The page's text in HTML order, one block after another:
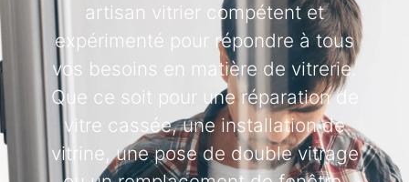
artisan vitrier compétent et
expérimenté pour répondre à tous
vos besoins en matière de vitrerie.
Que ce soit pour une réparation de
vitre cassée, une installation de
vitrine, une pose de double vitrage